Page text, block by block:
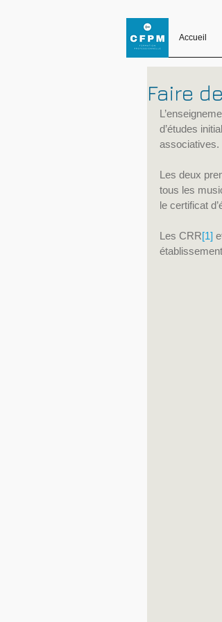
Accueil
Faire
d’études
associatives.
Les deux
tous les
le certificat
Les CRR[1]